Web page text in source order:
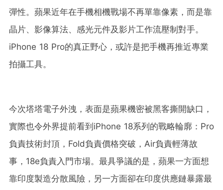
彈性。蘋果近年在手機相機戰場不再單靠像素，而是靠
晶片、影像算法、感光元件及影片工作流壓制對手。
iPhone 18 Pro的真正野心，或許是把手機再推近專業
拍攝工具。
今次塔塔電子外洩，表面是蘋果機密被黑客撕開缺口，
實際也令外界提前看到iPhone 18系列的戰略輪廓：Pro
負責技術封頂，Fold負責價格突破，Air負責輕薄故
事，18e負責入門市場。最具爭議的是，蘋果一方面想
靠印度製造分散風險，另一方面卻在印度供應鏈暴露最